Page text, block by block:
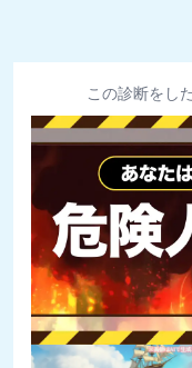
この診断をし